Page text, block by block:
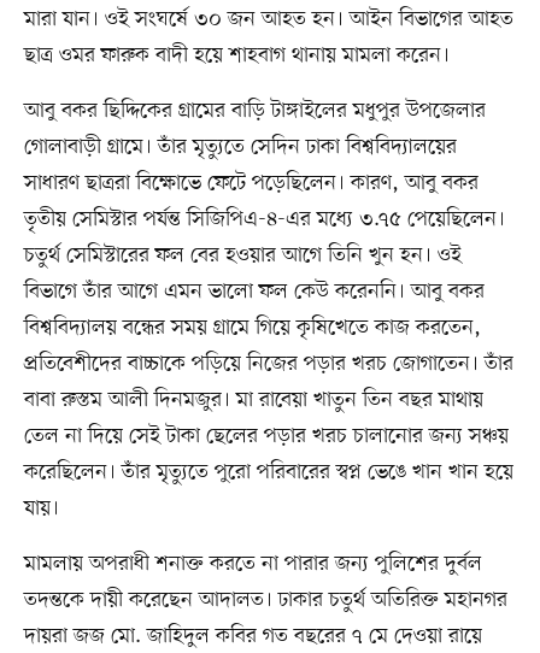
মারা যান। ওই সংঘর্ষে ৩০ জন আহত হন। আইন বিভাগের আহত
ছাত্র ওমর ফারুক বাদী হয়ে শাহবাগ থানায় মামলা করেন।
আবু বকর ছিদ্দিকের গ্রামের বাড়ি টাঙ্গাইলের মধুপুর উপজেলার
গোলাবাড়ী গ্রামে। তাঁর মৃত্যুতে সেদিন ঢাকা বিশ্ববিদ্যালয়ের
সাধারণ ছাত্ররা বিক্ষোভে ফেটে পড়েছিলেন। কারণ, আবু বকর
তৃতীয় সেমিস্টার পর্যন্ত সিজিপিএ-৪-এর মধ্যে ৩.৭৫ পেয়েছিলেন।
চতুর্থ সেমিস্টারের ফল বের হওয়ার আগে তিনি খুন হন। ওই
বিভাগে তাঁর আগে এমন ভালো ফল কেউ করেননি। আবু বকর
বিশ্ববিদ্যালয় বন্ধের সময় গ্রামে গিয়ে কৃষিখেতে কাজ করতেন,
প্রতিবেশীদের বাচ্চাকে পড়িয়ে নিজের পড়ার খরচ জোগাতেন। তাঁর
বাবা রুস্তম আলী দিনমজুর। মা রাবেয়া খাতুন তিন বছর মাথায়
তেল না দিয়ে সেই টাকা ছেলের পড়ার খরচ চালানোর জন্য সঞ্চয়
করেছিলেন। তাঁর মৃত্যুতে পুরো পরিবারের স্বপ্ন ভেঙে খান খান হয়ে
যায়।
মামলায় অপরাধী শনাক্ত করতে না পারার জন্য পুলিশের দুর্বল
তদন্তকে দায়ী করেছেন আদালত। ঢাকার চতুর্থ অতিরিক্ত মহানগর
দায়রা জজ মো. জাহিদুল কবির গত বছরের ৭ মে দেওয়া রায়ে